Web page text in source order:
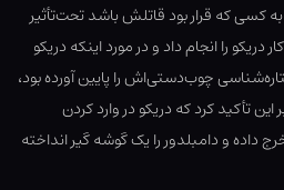
کسی که قرار بود قاتلش باشد تحت‌تأثیر
را انجام داد و در مورد اینکه دریکو
چوب‌دستی‌اش را پایین آورده بود،
تأکید کرد که دریکو در وارد کردن
و دامبلدور را یک گوشه گیر انداخته